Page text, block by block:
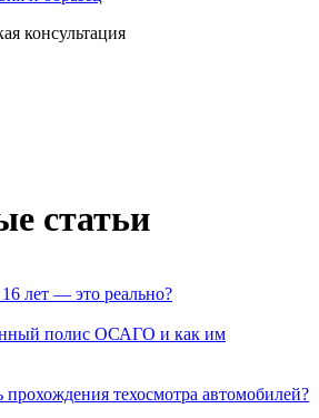
консультация
статьи
лет — это реально?
полис ОСАГО и как им
прохождения техосмотра автомобилей?